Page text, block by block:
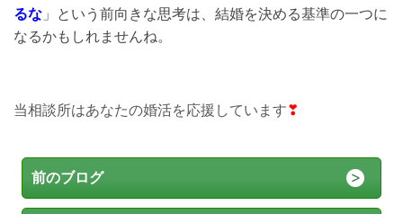
るな 」という前向きな思考は、結婚を決める基準の一つに
なるかもしれませんね。
当相談所はあなたの婚活を応援しています❣
前のブログ